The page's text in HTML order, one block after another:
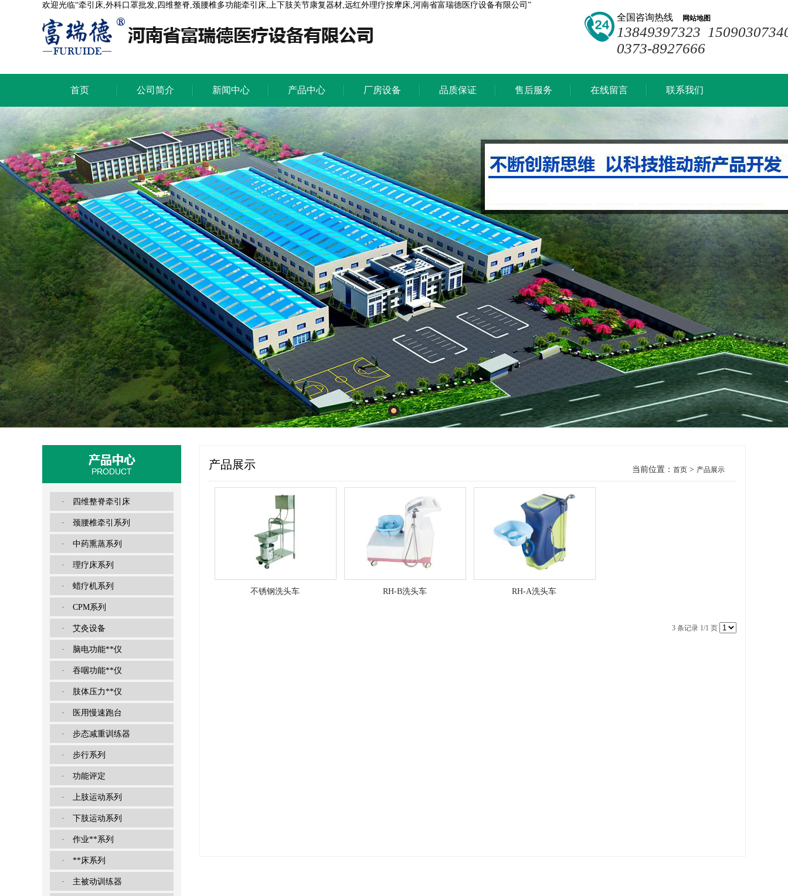
欢迎光临“牵引床,外科口罩批发,四维整脊,颈腰椎多功能牵引床,上下肢关节康复器材,远红外理疗按摩床,河南省富瑞德医疗设备有限公司”
全国咨询热线 网站地图
13849397323
0373-8927666
首页
首页
公司简介
公司简介
新闻中心
新闻中心
产品中心
产品中心
厂房设备
厂房设备
品质保证 售后服务
售后服务
在线留言 联系我们
· 四维整脊牵引床
· 颈腰椎牵引系列
· 中药熏蒸系列
· 理疗床系列
· 蜡疗机系列
· CPM系列
· 艾灸设备
· 脑电功能**仪
· 吞咽功能**仪
· 肢体压力**仪
· 医用慢速跑台
· 步态减重训练器
· 步行系列
· 功能评定
· 上肢运动系列
· 下肢运动系列
· 作业**系列
· **床系列
· 主被动训练器
产品展示 当前位置： 首页 > 产品展示
不锈钢洗头车 RH-B洗头车 RH-A洗头车
3 条记录 1/1 页